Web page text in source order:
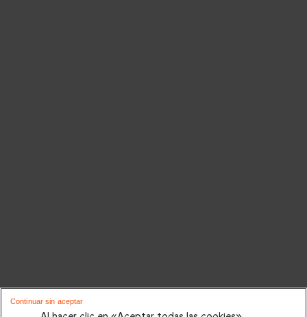
Continuar sin aceptar